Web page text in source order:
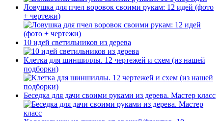
Ловушка для пчел воровок своими рукам: 12 идей (фото
+ чертежи)
10 идей светильников из дерева
Клетка для шиншиллы. 12 чертежей и схем (из нашей
подборки)
Беседка для дачи своими руками из дерева. Мастер класс